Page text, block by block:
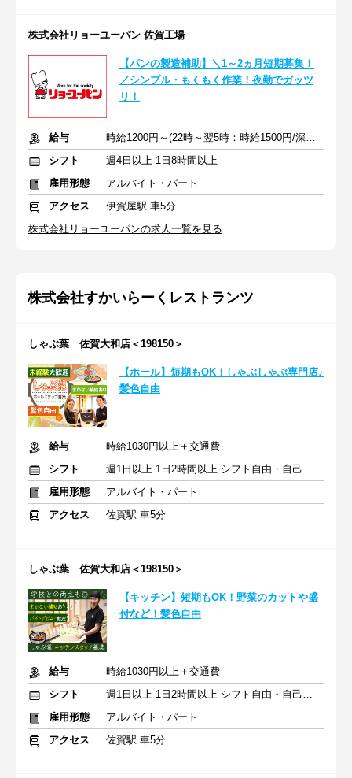
株式会社リョーユーパン 佐賀工場
【パンの製造補助】＼1～2ヵ月短期募集！
／シンプル・もくもく作業！夜勤でガッツ
リ！
給与
時給1200円～(22時～翌5時：時給1500円/深夜手当含む)
シフト
週4日以上 1日8時間以上
雇用形態
アルバイト・パート
アクセス
伊賀屋駅 車5分
株式会社リョーユーパンの求人一覧を見る
株式会社すかいらーくレストランツ
しゃぶ葉 佐賀大和店＜198150＞
【ホール】短期もOK！しゃぶしゃぶ専門店♪
髪色自由
給与
時給1030円以上＋交通費
シフト
週1日以上 1日2時間以上 シフト自由・自己申告
雇用形態
アルバイト・パート
アクセス
佐賀駅 車5分
しゃぶ葉 佐賀大和店＜198150＞
【キッチン】短期もOK！野菜のカットや盛
付など！髪色自由
給与
時給1030円以上＋交通費
シフト
週1日以上 1日2時間以上 シフト自由・自己申告
雇用形態
アルバイト・パート
アクセス
佐賀駅 車5分